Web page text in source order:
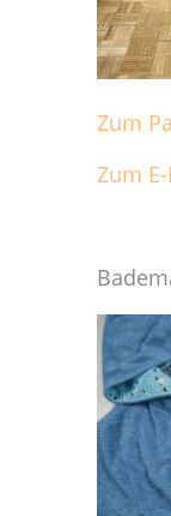
Zum
Zum